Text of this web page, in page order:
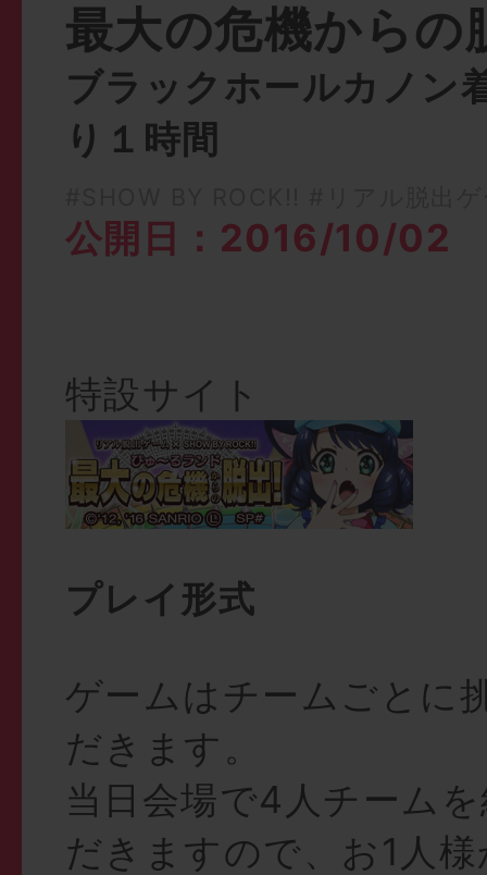
最大の危機からの
ブラックホールカノン
り１時間
公開日：2016/10/02
特設サイト
プレイ形式
ゲームはチームごとに
だきます。
当日会場で4人チーム
だきますので、お1人